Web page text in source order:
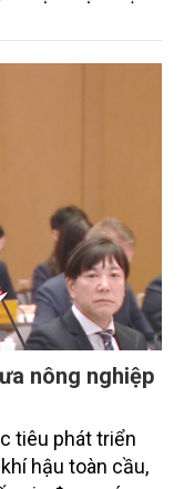
đảo đại biểu đến
vị nghiên cứu,
đang trực
phát thải thấp.
nông nghiệp
tiêu phát triển
hậu toàn cầu,